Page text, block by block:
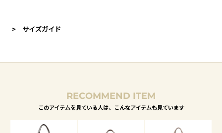
> サイズガイド
RECOMMEND ITEM
このアイテムを見ている人は、こんなアイテムも見ています